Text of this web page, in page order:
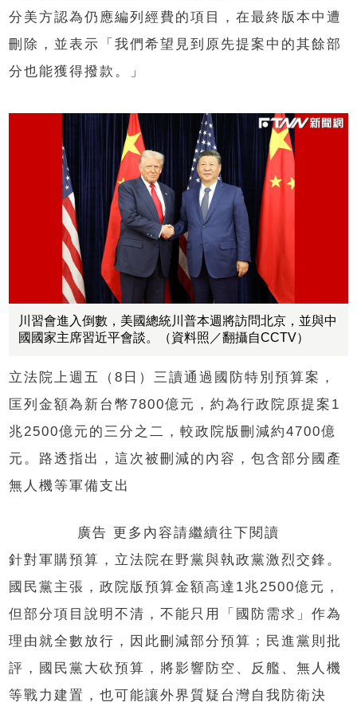
分美方認為仍應編列經費的項目，在最終版本中遭
刪除，並表示「我們希望見到原先提案中的其餘部
分也能獲得撥款。」
川習會進入倒數，美國總統川普本週將訪問北京，並與中
國國家主席習近平會談。（資料照／翻攝自CCTV）
立法院上週五（8日）三讀通過國防特別預算案，
匡列金額為新台幣7800億元，約為行政院原提案1
兆2500億元的三分之二，較政院版刪減約4700億
元。路透指出，這次被刪減的內容，包含部分國產
無人機等軍備支出
廣告 更多內容請繼續往下閱讀
針對軍購預算，立法院在野黨與執政黨激烈交鋒。
國民黨主張，政院版預算金額高達1兆2500億元，
但部分項目說明不清，不能只用「國防需求」作為
理由就全數放行，因此刪減部分預算；民進黨則批
評，國民黨大砍預算，將影響防空、反艦、無人機
等戰力建置，也可能讓外界質疑台灣自我防衛決